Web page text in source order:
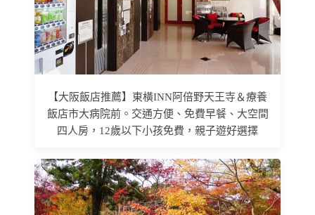
【大阪飯店推薦】東橫INN阿倍野天王寺＆療養
飯店市大病院前。交通方便、免費早餐、大空間
四人房，12歲以下小孩免費，親子遊好選擇